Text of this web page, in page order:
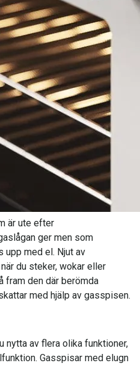
är ute efter
ger men som
upp med el. Njut av
du steker, wokar eller
fram den där berömda
med hjälp av gasspisen.
nytta av flera olika funktioner,
Gasspisar med elugn